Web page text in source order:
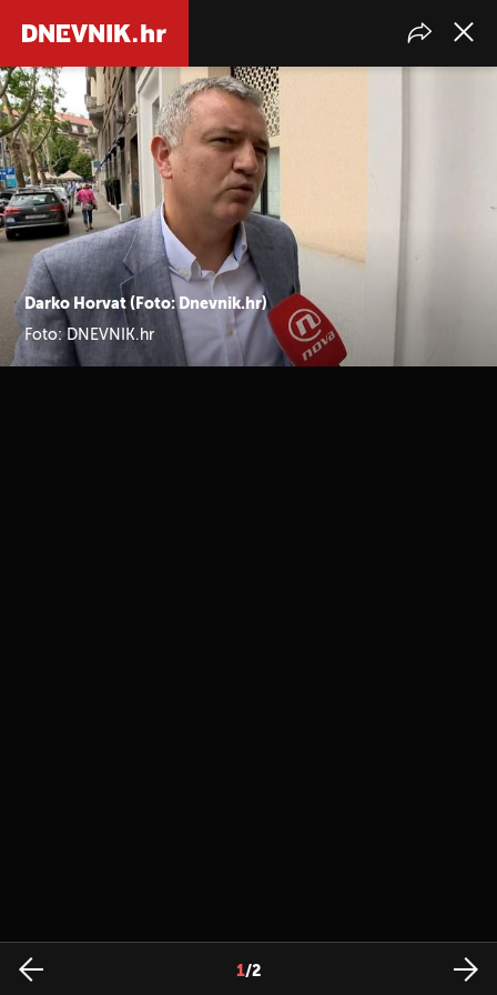
Darko Horvat (Foto: Dnevnik.hr)
Foto: DNEVNIK.hr
1/2